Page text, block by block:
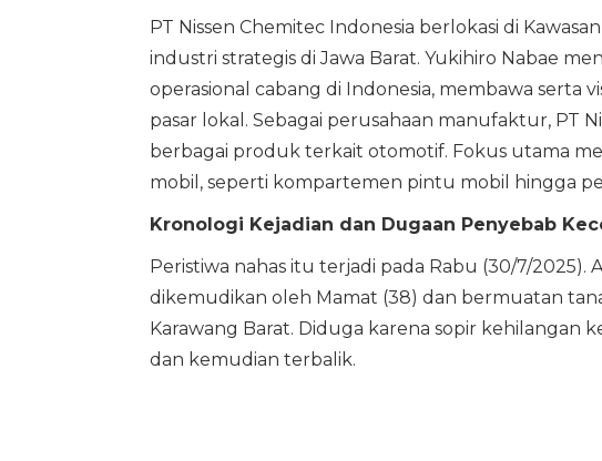
PT Nissen Chemitec Indonesia berlokasi di
industri strategis di Jawa Barat. Yukihiro Nabae
operasional cabang di Indonesia, membawa serta
pasar lokal. Sebagai perusahaan manufaktur, PT
berbagai produk terkait otomotif. Fokus utama
mobil, seperti kompartemen pintu mobil hingga
Kronologi Kejadian dan Dugaan Penyebab
Peristiwa nahas itu terjadi pada Rabu (30/7/
dikemudikan oleh Mamat (38) dan bermuatan
Karawang Barat. Diduga karena sopir kehilangan
dan kemudian terbalik.